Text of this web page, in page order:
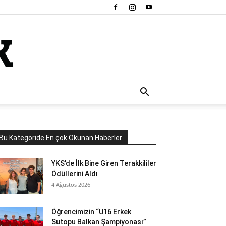
Kategoride En çok Okunan Haberler
YKS’de İlk Bine Giren Terakkililer
Ödüllerini Aldı
4 Ağustos 2026
Öğrencimizin “U16 Erkek
Sutopu Balkan Şampiyonası”